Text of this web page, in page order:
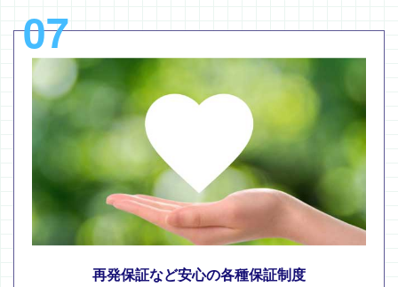
07
再発保証など安心の各種保証制度